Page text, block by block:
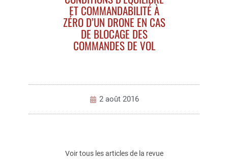
ET COMMANDABILITÉ À
ZÉRO D’UN DRONE EN CAS
DE BLOCAGE DES
COMMANDES DE VOL
2 août 2016
Voir tous les articles de la revue